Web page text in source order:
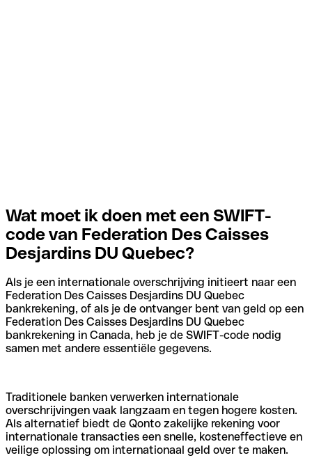
Wat moet ik doen met een SWIFT-
code van Federation Des Caisses
Desjardins DU Quebec?
Als je een internationale overschrijving initieert naar een
Federation Des Caisses Desjardins DU Quebec
bankrekening, of als je de ontvanger bent van geld op een
Federation Des Caisses Desjardins DU Quebec
bankrekening in Canada, heb je de SWIFT-code nodig
samen met andere essentiële gegevens.
Traditionele banken verwerken internationale
overschrijvingen vaak langzaam en tegen hogere kosten.
Als alternatief biedt de Qonto zakelijke rekening voor
internationale transacties een snelle, kosteneffectieve en
veilige oplossing om internationaal geld over te maken.